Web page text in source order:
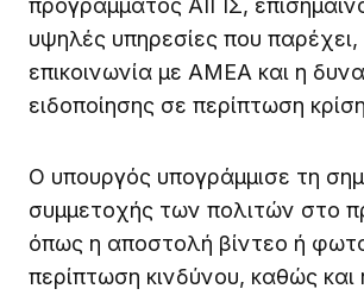
προγράμματος ΑΙΓΙΣ,
υψηλές υπηρεσίες που
επικοινωνία με ΑΜΕΑ και η
ειδοποίησης σε περίπτωση
Ο υπουργός υπογράμμισε τη
συμμετοχής των πολιτών στο
όπως η αποστολή βίντεο ή
περίπτωση κινδύνου, καθώς